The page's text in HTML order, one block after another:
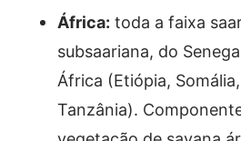
África: toda a faixa
subsaariana, do
África (Etiópia,
Tanzânia).